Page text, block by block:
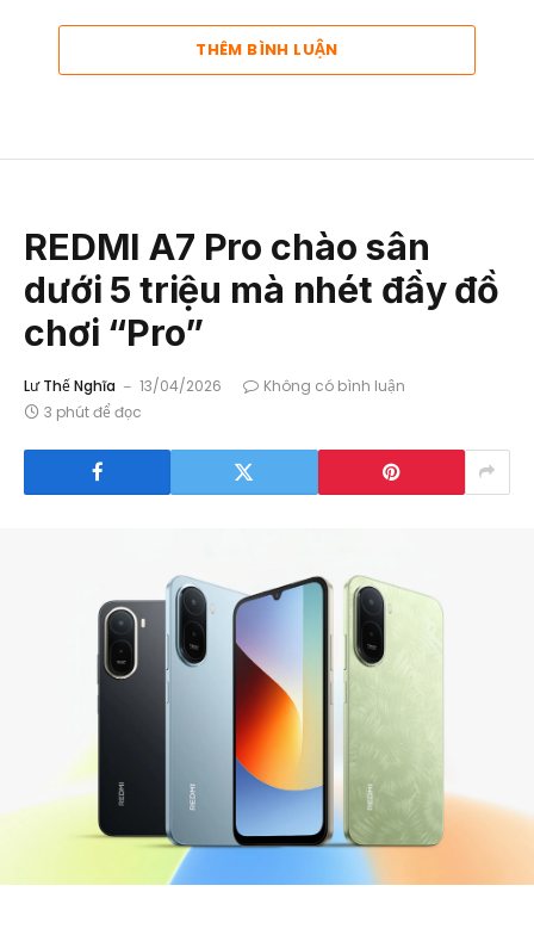
THÊM BÌNH LUẬN
REDMI A7 Pro chào sân
dưới 5 triệu mà nhét đầy đồ
chơi “Pro”
Lư Thế Nghĩa 13/04/2026
Không có bình luận
3 phút để đọc